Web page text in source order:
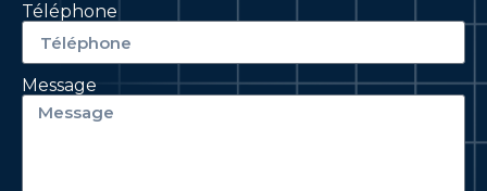
Téléphone
Message